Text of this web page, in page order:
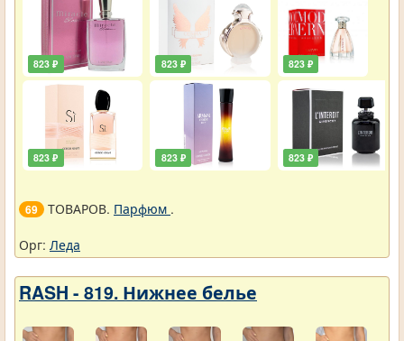
823 ₽
823 ₽
823 ₽
823 ₽
823 ₽
823 ₽
69 ТОВАРОВ. Парфюм .
Орг: Леда
RASH - 819. Нижнее белье